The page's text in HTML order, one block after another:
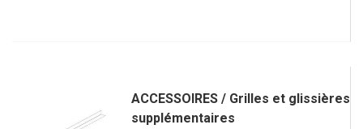
ACCESSOIRES / Grilles et glissières
supplémentaires